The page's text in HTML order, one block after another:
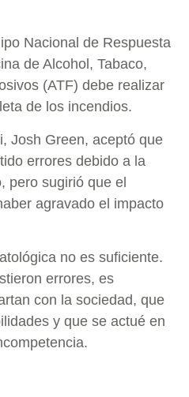
Nacional de Respuesta
de Alcohol, Tabaco,
(ATF) debe realizar
de los incendios.
Josh Green, aceptó que
errores debido a la
pero sugirió que el
agravado el impacto
no es suficiente.
errores, es
con la sociedad, que
y que se actué en